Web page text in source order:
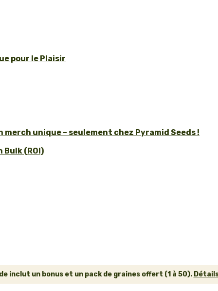
pour le Plaisir
unique – seulement chez Pyramid Seeds !
Bulk (ROI)
inclut un bonus et un pack de graines offert (1 à 50).